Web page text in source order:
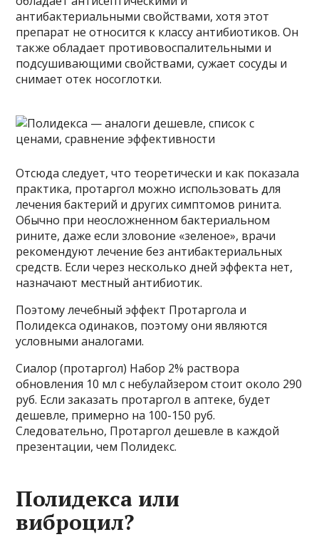
антибактериальными свойствами, хотя этот
препарат не относится к классу антибиотиков. Он
также обладает противовоспалительными и
подсушивающими свойствами, сужает сосуды и
снимает отек носоглотки.
Отсюда следует, что теоретически и как показала
практика, протаргол можно использовать для
лечения бактерий и других симптомов ринита.
Обычно при неосложненном бактериальном
рините, даже если зловоние «зеленое», врачи
рекомендуют лечение без антибактериальных
средств. Если через несколько дней эффекта нет,
назначают местный антибиотик.
Поэтому лечебный эффект Протаргола и
Полидекса одинаков, поэтому они являются
условными аналогами.
Сиалор (протаргол) Набор 2% раствора
обновления 10 мл с небулайзером стоит около 290
руб. Если заказать протаргол в аптеке, будет
дешевле, примерно на 100-150 руб.
Следовательно, Протаргол дешевле в каждой
презентации, чем Полидекс.
Полидекса или
виброцил?